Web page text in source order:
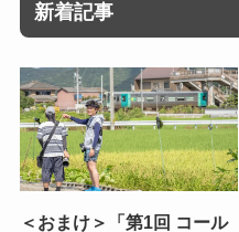
新着記事
＜おまけ＞「第1回 コール